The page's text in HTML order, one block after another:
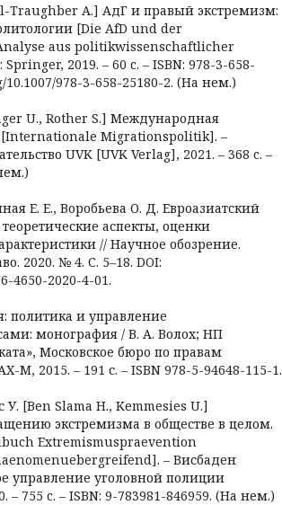
Traughber A.] АдГ и правый экстремизм:
[Die AfD und der
aus politikwissenschaftlicher
2019. – 60 c. – ISBN: 978-3-658-
10.1007/978-3-658-25180-2. (На нем.)
U., Rother S.] Международная
Migrationspolitik]. –
UVK [UVK Verlag], 2021. – 368 c. –
Е. Е., Воробьева О. Д. Евроазиатский
аспекты, оценки
// Научное обозрение.
2020. № 4. С. 5–18. DOI:
4650-2020-4-01.
политика и управление
монография / В. А. Волох; НП
Московское бюро по правам
М, 2015. – 191 с. – ISBN 978-5-94648-115-1.
[Ben Slama H., Kemmesies U.]
экстремизма в обществе в целом.
Extremismuspraevention
– Висбаден
управление уголовной полиции
755 c. – ISBN: 9-783981-846959. (На нем.)